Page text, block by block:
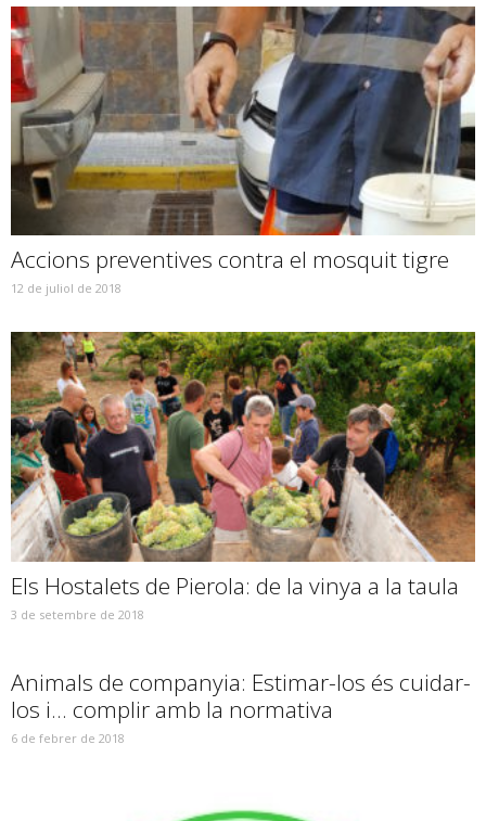
Accions preventives contra el mosquit tigre
12 de juliol de 2018
Els Hostalets de Pierola: de la vinya a la taula
3 de setembre de 2018
Animals de companyia: Estimar-los és cuidar-
los i… complir amb la normativa
6 de febrer de 2018